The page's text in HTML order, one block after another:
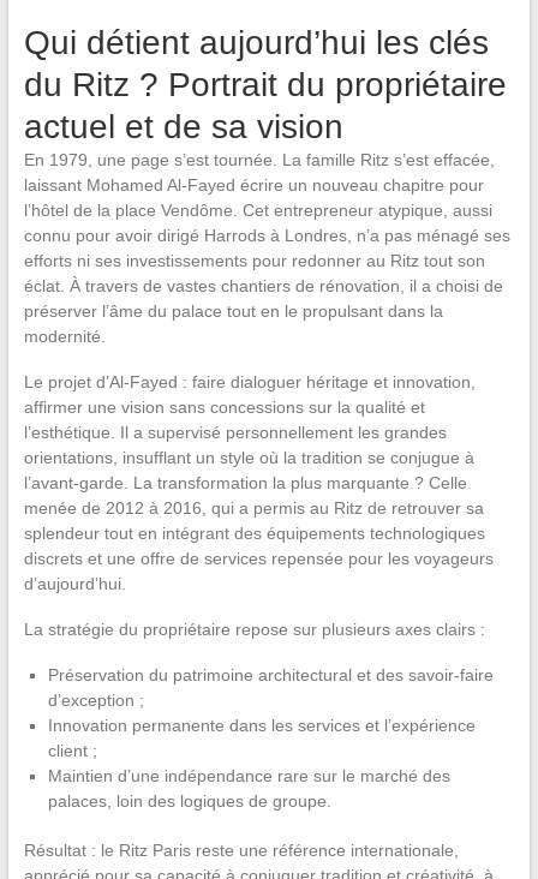
Qui détient aujourd’hui les clés
du Ritz ? Portrait du propriétaire
actuel et de sa vision
En 1979, une page s’est tournée. La famille Ritz s’est effacée,
laissant Mohamed Al-Fayed écrire un nouveau chapitre pour
l’hôtel de la place Vendôme. Cet entrepreneur atypique, aussi
connu pour avoir dirigé Harrods à Londres, n’a pas ménagé ses
efforts ni ses investissements pour redonner au Ritz tout son
éclat. À travers de vastes chantiers de rénovation, il a choisi de
préserver l’âme du palace tout en le propulsant dans la
modernité.
Le projet d’Al-Fayed : faire dialoguer héritage et innovation,
affirmer une vision sans concessions sur la qualité et
l’esthétique. Il a supervisé personnellement les grandes
orientations, insufflant un style où la tradition se conjugue à
l’avant-garde. La transformation la plus marquante ? Celle
menée de 2012 à 2016, qui a permis au Ritz de retrouver sa
splendeur tout en intégrant des équipements technologiques
discrets et une offre de services repensée pour les voyageurs
d’aujourd’hui.
La stratégie du propriétaire repose sur plusieurs axes clairs :
Préservation du patrimoine architectural et des savoir-faire
d’exception ;
Innovation permanente dans les services et l’expérience
client ;
Maintien d’une indépendance rare sur le marché des
palaces, loin des logiques de groupe.
Résultat : le Ritz Paris reste une référence internationale,